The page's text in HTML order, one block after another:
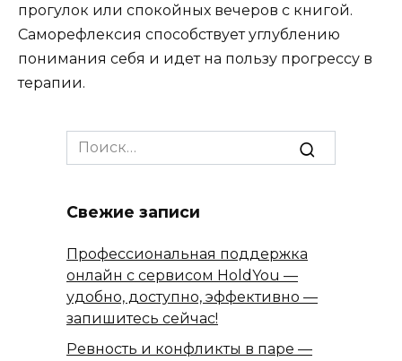
прогулок или спокойных вечеров с книгой.
Саморефлексия способствует углублению
понимания себя и идет на пользу прогрессу в
терапии.
Search
for:
Свежие записи
Профессиональная поддержка
онлайн с сервисом HoldYou —
удобно, доступно, эффективно —
запишитесь сейчас!
Ревность и конфликты в паре —